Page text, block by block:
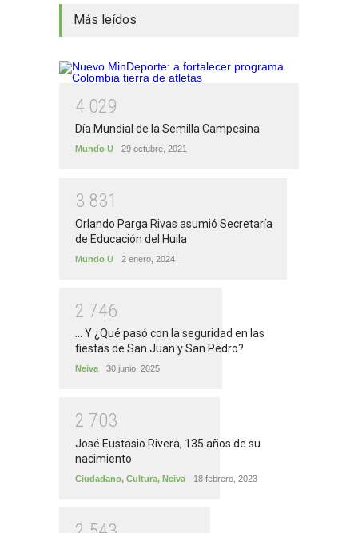
Más leídos
4 029
Día Mundial de la Semilla Campesina
Mundo U 29 octubre, 2021
3 831
Orlando Parga Rivas asumió Secretaría
de Educación del Huila
Mundo U 2 enero, 2024
2 746
... Y ¿Qué pasó con la seguridad en las
fiestas de San Juan y San Pedro?
Neiva 30 junio, 2025
2 703
José Eustasio Rivera, 135 años de su
nacimiento
Ciudadano, Cultura, Neiva 18 febrero, 2023